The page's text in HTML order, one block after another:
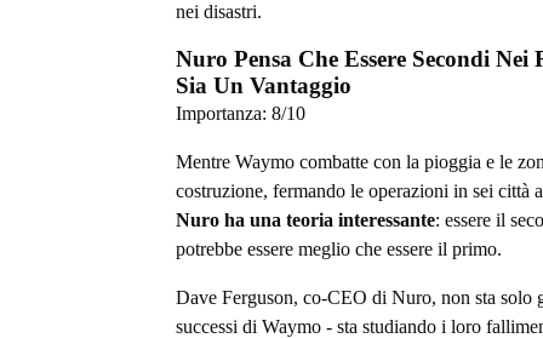
nei disastri.
Nuro Pensa Che Essere Secondi Nei
Sia Un Vantaggio
Importanza: 8/10
Mentre Waymo combatte con la pioggia e le
costruzione, fermando le operazioni in sei città
Nuro ha una teoria interessante: essere il
potrebbe essere meglio che essere il primo.
Dave Ferguson, co-CEO di Nuro, non sta solo
successi di Waymo - sta studiando i loro